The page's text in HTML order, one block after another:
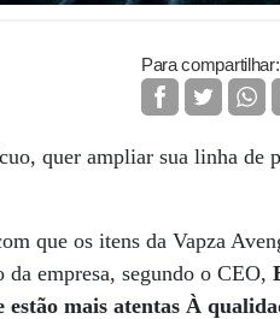
Para compartilhar:
quer ampliar sua linha de
que os itens da Vapza
da empresa, segundo o CEO,
mais atentas À